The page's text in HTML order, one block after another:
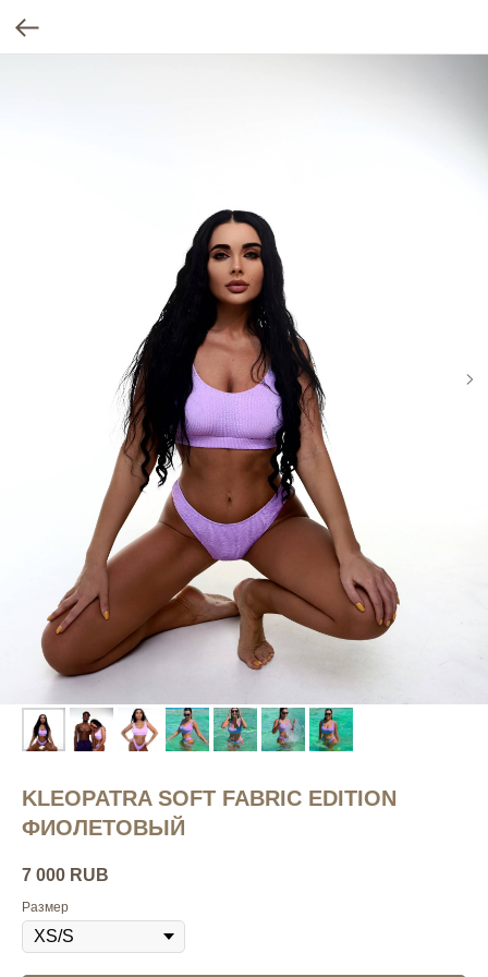
KLEOPATRA SOFT FABRIC EDITION
ФИОЛЕТОВЫЙ
7 000 RUB
Размер